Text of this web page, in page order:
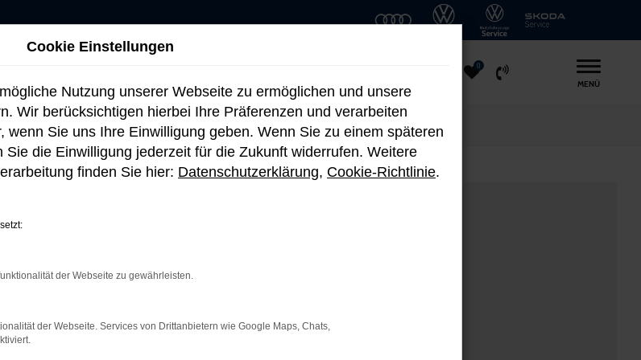
MENÜ
0
Cookie Einstellungen
Nutzung unserer Webseite zu ermöglichen und unsere
Wir berücksichtigen hierbei Ihre Präferenzen und verarbeiten
wenn Sie uns Ihre Einwilligung geben. Wenn Sie zu einem späteren
die Einwilligung jederzeit für die Zukunft widerrufen. Weitere
finden Sie hier: Datenschutzerklärung, Cookie-Richtlinie.
der Webseite zu gewährleisten.
der Webseite. Services von Drittanbietern wie Google Maps, Chats,